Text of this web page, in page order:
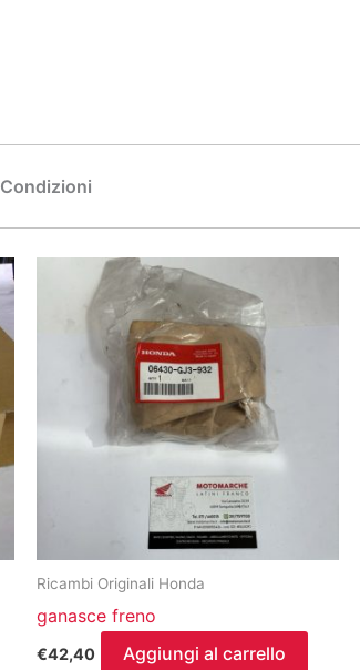
Condizioni
Ricambi Originali Honda
ganasce freno
€42,40 Aggiungi al carrello